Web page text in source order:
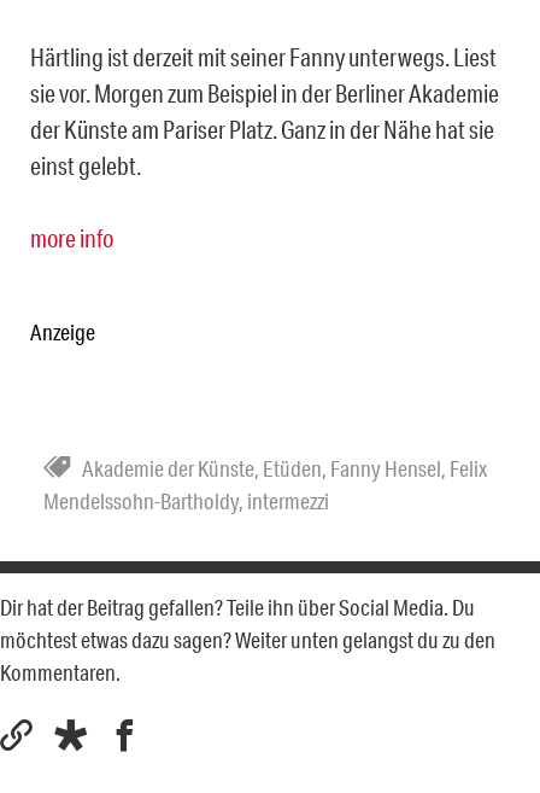
Härtling ist derzeit mit seiner Fanny unterwegs. Liest
sie vor. Morgen zum Beispiel in der Berliner Akademie
der Künste am Pariser Platz. Ganz in der Nähe hat sie
einst gelebt.
more info
Anzeige
Akademie der Künste, Etüden, Fanny Hensel, Felix
Mendelssohn-Bartholdy, intermezzi
Dir hat der Beitrag gefallen? Teile ihn über Social Media. Du
möchtest etwas dazu sagen? Weiter unten gelangst du zu den
Kommentaren.